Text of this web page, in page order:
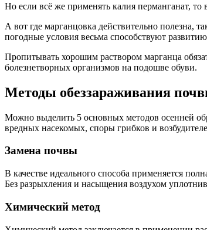
Но если всё же применять калия перманганат, то
А вот где марганцовка действительно полезна,
погодные условия весьма способствуют
Пропитывать хорошим раствором марганца
болезнетворных организмов на подошве обуви.
Методы обеззараживания
Можно выделить 5 основных методов осенней
вредных насекомых, споры грибков и
Замена почвы
В качестве идеального способа применяется
Без разрыхления и насыщения воздухом
Химический метод